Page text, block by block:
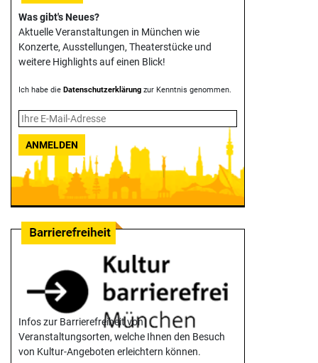
Was gibt's Neues?
Aktuelle Veranstaltungen in München wie
Konzerte, Ausstellungen, Theater­stücke und
weitere Highlights auf einen Blick!
Ich habe die Datenschutzerklärung zur Kenntnis genommen.
ANMELDEN
Infos zur Barrierefreiheit von
Veranstaltungsorten, welche Ihnen den Besuch
von Kultur-Angeboten erleichtern können.